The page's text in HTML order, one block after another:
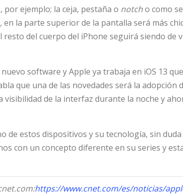
ejemplo; la ceja, pestaña o notcho como
en la parte superior de la pantalla será más
del cuerpo del iPhone seguirá siendo de
software y Apple ya trabaja en iOS 13 que
que una de las novedades será la adopción
de la interfaz durante la noche y
de estos dispositivos y su tecnología, sin duda
con un concepto diferente en su series y
https://www.cnet.com/es/noticias/